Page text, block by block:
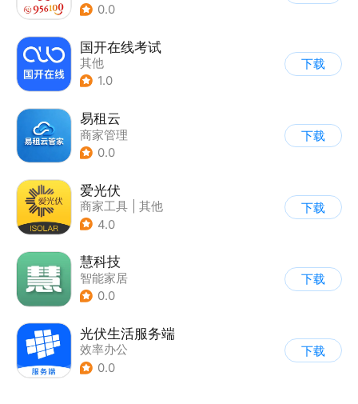
0.0
国开在线考试
其他
1.0
下载
易租云
商家管理
0.0
下载
爱光伏
商家工具
其他
4.0
下载
慧科技
智能家居
0.0
下载
光伏生活服务端
效率办公
0.0
下载